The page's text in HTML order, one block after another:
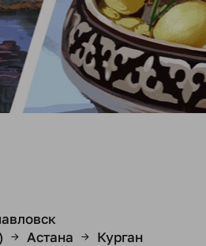
→ Астана → Курган